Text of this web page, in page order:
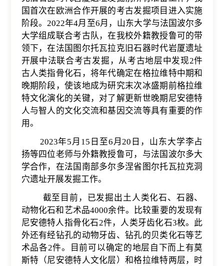
国首次在欧洲合作开展的考古发掘项目进入实施
阶段。 2022年4月至6月，山东大学与法国波尔多
大学组成联合考古队，在我校外籍教授鲁可的带
领下，在法国图尔托瓦拉克旧石器时代岩厦遗址
开展中法联合考古发掘，从考古地层中发现2件
古人类指骨化石，将年代确定在格拉维特中期和
晚期阶段，使该地成为研究末次冰盛期前格拉维
特文化演化的关键，对了解更新世晚期尼安德特
人与智人的文化交流和基因交流等具有重要的作
用。
2023年5月 15 日至6月20 日，山东大学李占
扬等四位老师与外籍教授鲁可，与法国波尔多大
学合作，在法国南部多尔多涅省图尔托瓦拉克洞
穴遗址开展发掘工作。
截至目前，已发掘出土人类化石、石器、
动物化石和艺术品4000余件。比较重要的发现有
尼安德特人指骨化石2件，人类牙齿化石3枚。此
外还有经钻孔的动物牙齿、钻孔的贝类化石等艺
术品各2件。目前可以确定的地层自下而上有莫
斯特（尼安德特人文化层）和格拉维特两层，时